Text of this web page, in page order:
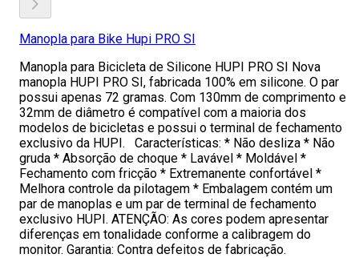
Manopla para Bike Hupi PRO SI
Manopla para Bicicleta de Silicone HUPI PRO SI Nova
manopla HUPI PRO SI, fabricada 100% em silicone. O par
possui apenas 72 gramas. Com 130mm de comprimento e
32mm de diâmetro é compatível com a maioria dos
modelos de bicicletas e possui o terminal de fechamento
exclusivo da HUPI. Características: * Não desliza * Não
gruda * Absorção de choque * Lavável * Moldável *
Fechamento com fricção * Extremanente confortável *
Melhora controle da pilotagem * Embalagem contém um
par de manoplas e um par de terminal de fechamento
exclusivo HUPI. ATENÇÃO: As cores podem apresentar
diferenças em tonalidade conforme a calibragem do
monitor. Garantia: Contra defeitos de fabricação.